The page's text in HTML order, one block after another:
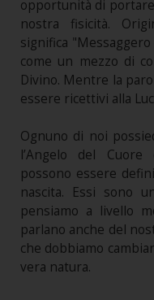
opportunità di portare
nostra fisicità.
significa
come un mezzo di
Divino. Mentre la
essere ricettivi alla
Ognuno di noi
l’Angelo del Cuore
possono essere
nascita. Essi sono
pensiamo a livello
parlano anche del
che dobbiamo
vera natura.